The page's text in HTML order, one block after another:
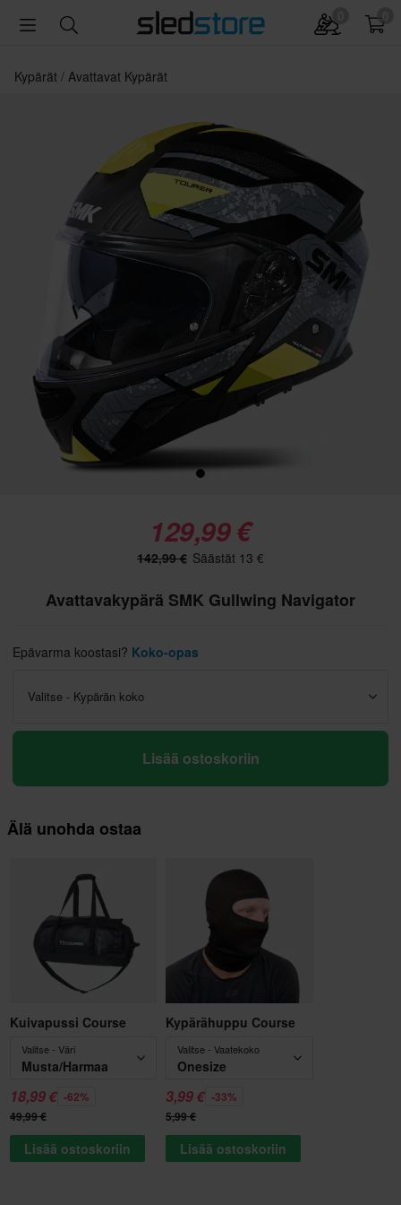
Kypärät Avattavat Kypärät
129,99 €
142,99 € Säästät 13 €
Avattavakypärä SMK Gullwing Navigator
Epävarma koostasi? Koko-opas
Valitse - Kypärän koko
Lisää ostoskoriin
Älä unohda ostaa
Kuivapussi Course
Valitse - Väri
Musta/Harmaa
18,99 € -62%
49,99 €
Lisää ostoskoriin
Kypärähuppu Course
Valitse - Vaatekoko
Onesize
3,99 € -33%
5,99 €
Lisää ostoskoriin